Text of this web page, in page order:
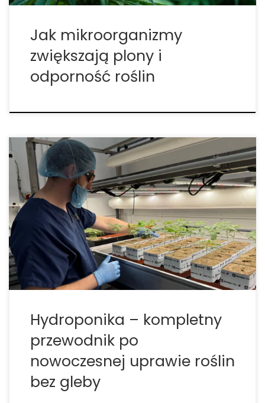
Jak mikroorganizmy
zwiększają plony i
odporność roślin
Hydroponika – kompletny przewodnik po
nowoczesnej uprawie roślin bez gleby Hydroponika
– co to jest i dlaczego warto ją wybrać?
Hydroponika to innowacyjna metoda uprawy roślin,
która eliminuje potrzebę używania tradycyjnej gleby.
Zamiast tego wszystkie składniki odżywcze
dostarczane są w […]
Hydroponika – kompletny
przewodnik po
nowoczesnej uprawie roślin
bez gleby